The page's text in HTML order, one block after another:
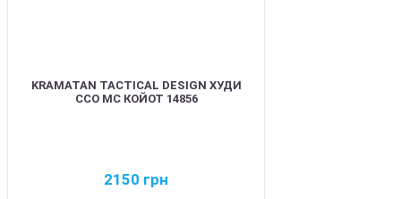
KRAMATAN TACTICAL DESIGN ХУДИ
ССО МС КОЙОТ 14856
2150 грн